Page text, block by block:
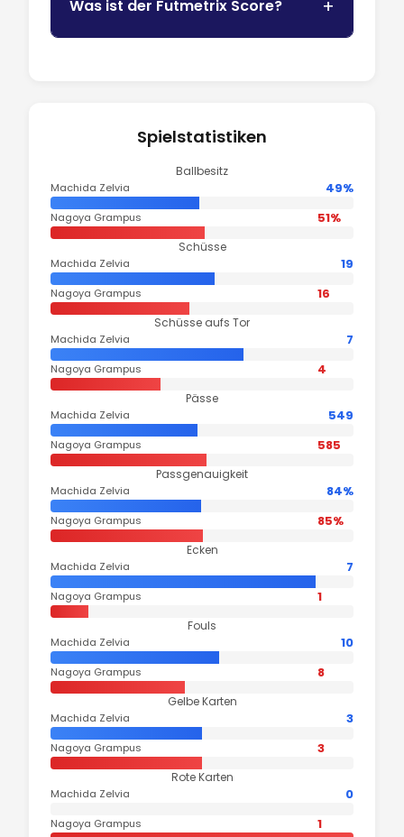
Was ist der Futmetrix Score?
Spielstatistiken
Ballbesitz
Machida Zelvia 49%
Nagoya Grampus 51%
Schüsse
Machida Zelvia 19
Nagoya Grampus 16
Schüsse aufs Tor
Machida Zelvia 7
Nagoya Grampus 4
Pässe
Machida Zelvia 549
Nagoya Grampus 585
Passgenauigkeit
Machida Zelvia 84%
Nagoya Grampus 85%
Ecken
Machida Zelvia 7
Nagoya Grampus 1
Fouls
Machida Zelvia 10
Nagoya Grampus 8
Gelbe Karten
Machida Zelvia 3
Nagoya Grampus 3
Rote Karten
Machida Zelvia 0
Nagoya Grampus 1